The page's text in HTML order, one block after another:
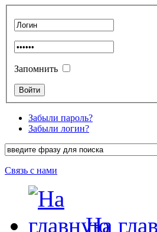
Запомнить
Забыли пароль?
Забыли логин?
Связь с нами
На